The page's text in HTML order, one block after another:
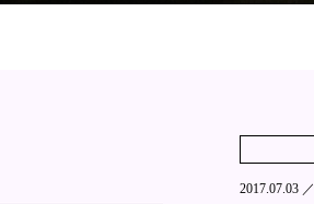
2017.07.03 ／